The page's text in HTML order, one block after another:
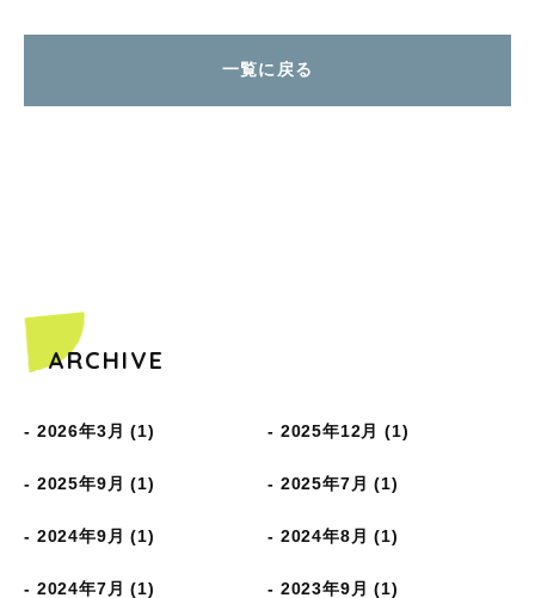
一覧に戻る
ARCHIVE
2026年3月 (1) 2025年12月 (1)
2025年9月 (1) 2025年7月 (1)
2024年9月 (1) 2024年8月 (1)
2024年7月 (1) 2023年9月 (1)